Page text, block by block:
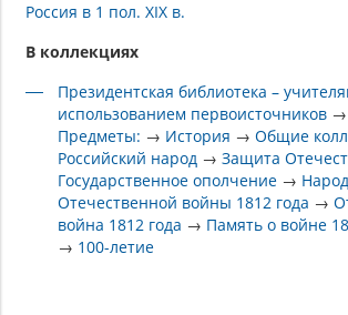
Россия в 1 пол. XIX в.
В коллекциях
Президентская библиотека –
использованием первоисточников →
Предметы: → История →Общие
Российский народ →Защита
Государственное ополчение →
Отечественной войны 1812 года →
война 1812 года → Память о войне
→ 100-летие